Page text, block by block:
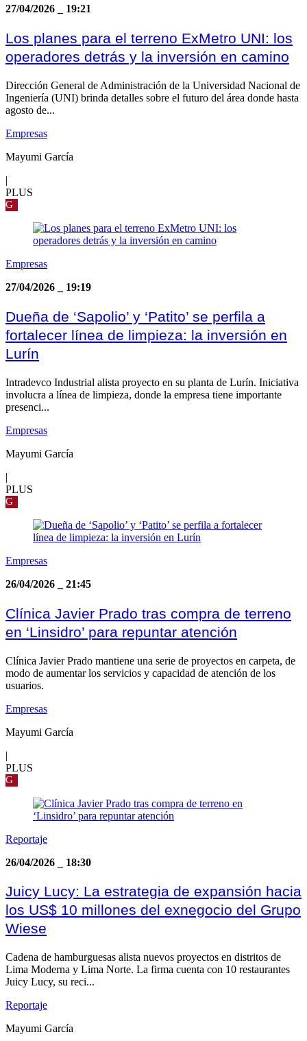
27/04/2026
19:21
Los planes para el terreno ExMetro UNI: los
operadores detrás y la inversión en camino
Dirección General de Administración de la Universidad Nacional de
Ingeniería (UNI) brinda detalles sobre el futuro del área donde hasta
agosto de...
Empresas
Mayumi García
|
PLUS
G
Empresas
27/04/2026
19:19
Dueña de ‘Sapolio’ y ‘Patito’ se perfila a
fortalecer línea de limpieza: la inversión en
Lurín
Intradevco Industrial alista proyecto en su planta de Lurín. Iniciativa
involucra a línea de limpieza, donde la empresa tiene importante
presenci...
Empresas
Mayumi García
|
PLUS
G
Empresas
26/04/2026
21:45
Clínica Javier Prado tras compra de terreno
en ‘Linsidro’ para repuntar atención
Clínica Javier Prado mantiene una serie de proyectos en carpeta, de
modo de aumentar los servicios y capacidad de atención de los
usuarios.
Empresas
Mayumi García
|
PLUS
G
Reportaje
26/04/2026
18:30
Juicy Lucy: La estrategia de expansión hacia
los US$ 10 millones del exnegocio del Grupo
Wiese
Cadena de hamburguesas alista nuevos proyectos en distritos de
Lima Moderna y Lima Norte. La firma cuenta con 10 restaurantes
Juicy Lucy, su reci...
Reportaje
Mayumi García